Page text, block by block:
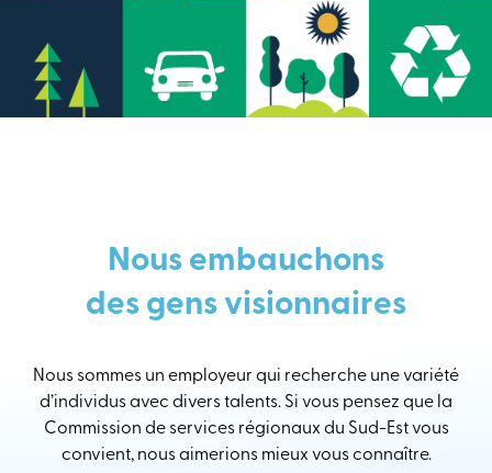
Nous embauchons
des gens visionnaires
Nous sommes un employeur qui recherche une variété
d’individus avec divers talents. Si vous pensez que la
Commission de services régionaux du Sud-Est vous
convient, nous aimerions mieux vous connaître.